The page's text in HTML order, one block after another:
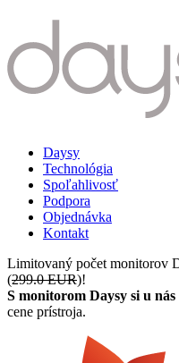
Daysy
Technológia
Spoľahlivosť
Podpora
Objednávka
Kontakt
Limitovaný počet monitorov
(299.0 EUR)!
S monitorom Daysy si u
cene prístroja.